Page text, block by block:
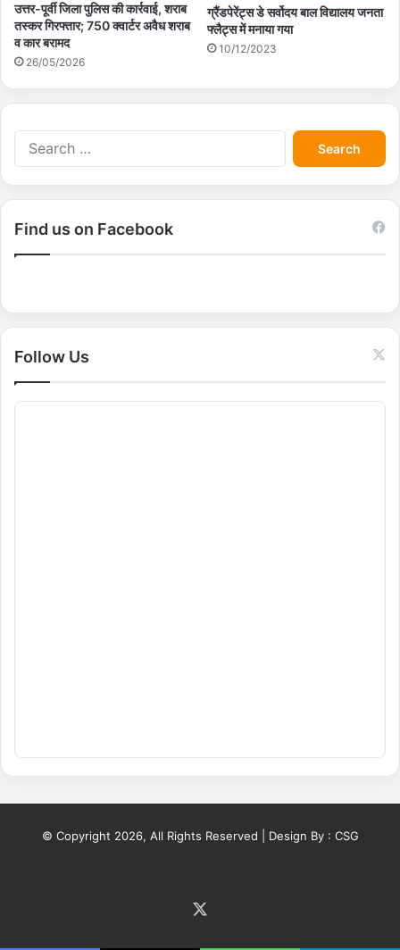
उत्तर-पूर्वी जिला पुलिस की कार्रवाई, शराब
तस्कर गिरफ्तार; 750 क्वार्टर अवैध शराब
व कार बरामद
26/05/2026
ग्रैंडपेरेंट्स डे सर्वोदय बाल विद्यालय जनता
फ्लैट्स में मनाया गया
10/12/2023
S
e
a
r
r
Find us on Facebook
Follow Us
© Copyright 2026, All Rights Reserved | Design By : CSG